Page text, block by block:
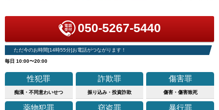
050-5267-5440
ただ今のお時間[14時55分]お電話がつながります！
毎日 10:00〜20:00
性犯罪
痴漢・不同意わいせつ
詐欺罪
振り込み・投資詐欺
傷害罪
傷害・傷害致死
薬物犯罪 窃盗罪 暴行罪